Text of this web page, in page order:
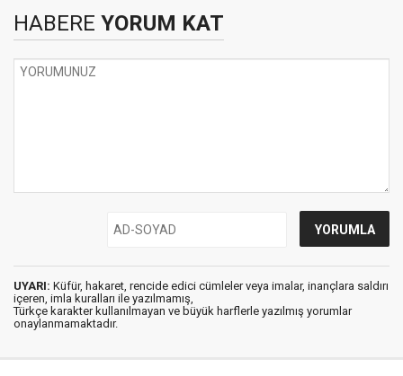
HABERE YORUM KAT
UYARI: Küfür, hakaret, rencide edici cümleler veya imalar, inançlara saldırı
içeren, imla kuralları ile yazılmamış,
Türkçe karakter kullanılmayan ve büyük harflerle yazılmış yorumlar
onaylanmamaktadır.